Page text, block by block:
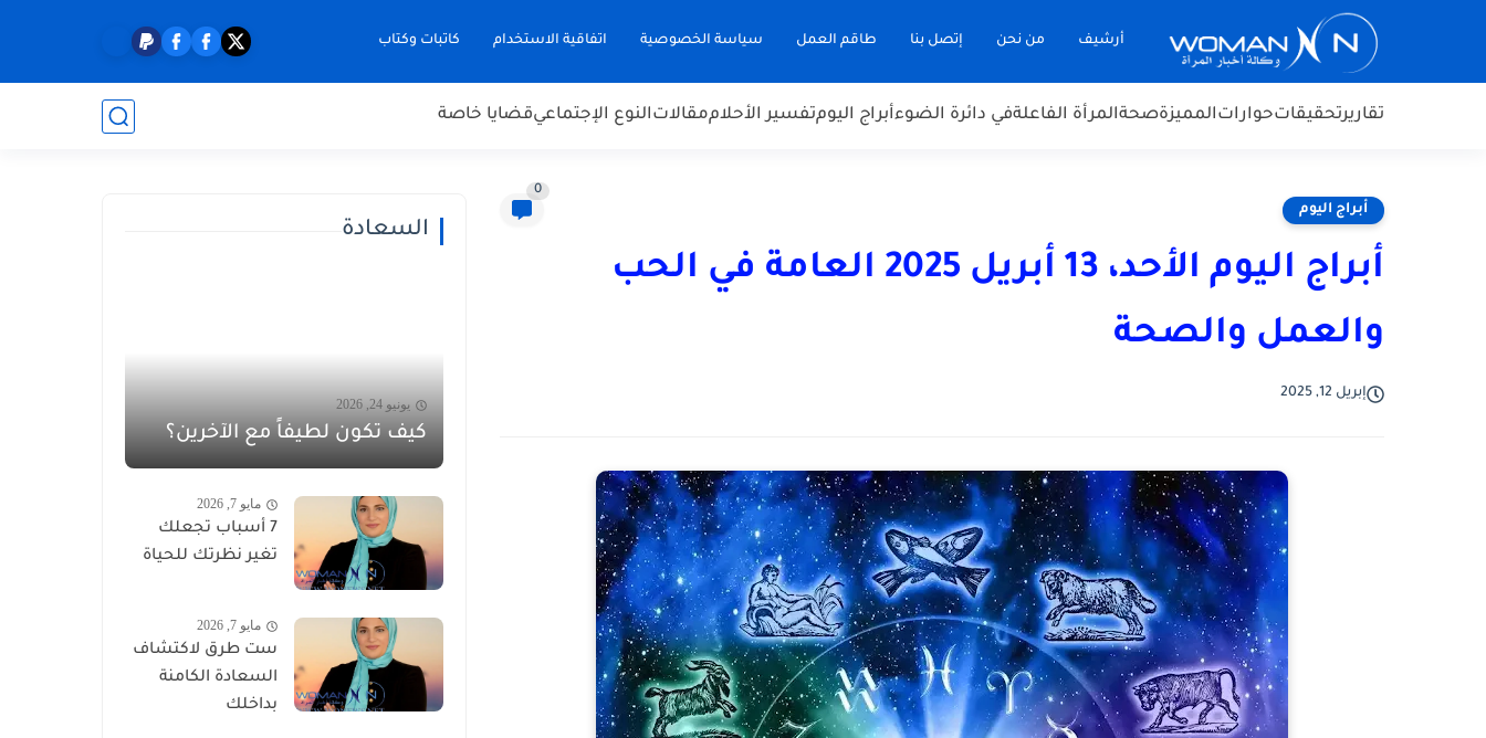
أرشيف من نحن إتصل بنا طاقم العمل سياسة الخصوصية اتفاقية الاستخدام كاتبات وكتاب
تقاريرتحقيقاتحواراتالمميزةصحةالمرأة الفاعلةفي دائرة الضوءأبراج اليومتفسير الأحلاممقالاتالنوع الإجتماعيقضايا خاصة
أبراج اليوم
0
أبراج اليوم الأحد، 13 أبريل 2025 العامة في الحب
والعمل والصحة
إبريل 12, 2025
السعادة
يونيو 24, 2026
كيف تكون لطيفاً مع الآخرين؟
مايو 7, 2026
7 أسباب تجعلك
تغير نظرتك للحياة
مايو 7, 2026
ست طرق لاكتشاف
السعادة الكامنة
بداخلك